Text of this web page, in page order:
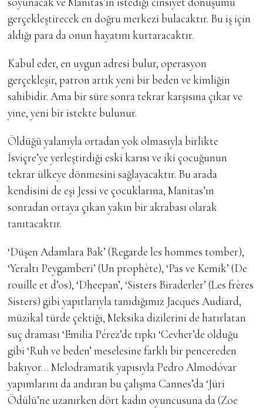
gerçekleştirecek en doğru merkezi bulacaktır. Bu iş için
aldığı para da onun hayatını kurtaracaktır.
Kabul eder, en uygun adresi bulur, operasyon
gerçekleşir, patron artık yeni bir beden ve kimliğin
sahibidir. Ama bir süre sonra tekrar karşısına çıkar ve
yine, yeni bir istekte bulunur.
Öldüğü yalanıyla ortadan yok olmasıyla birlikte
İsviçre’ye yerleştirdiği eski karısı ve iki çocuğunun
tekrar ülkeye dönmesini sağlayacaktır. Bu arada
kendisini de eşi Jessi ve çocuklarına, Manitas’ın
sonradan ortaya çıkan yakın bir akrabası olarak
tanıtacaktır.
‘Düşen Adamlara Bak’ (Regarde les hommes tomber),
‘Yeraltı Peygamberi’ (Un prophète), ‘Pas ve Kemik’ (De
rouille et d’os), ‘Dheepan’, ‘Sisters Biraderler’ (Les frères
Sisters) gibi yapıtlarıyla tanıdığımız Jacques Audiard,
müzikal türde çektiği, Meksika dizilerini de hatırlatan
suç draması ‘Emilia Pérez’de tıpkı ‘Cevher’de olduğu
gibi ‘Ruh ve beden’ meselesine farklı bir pencereden
bakıyor… Melodramatik yapısıyla Pedro Almodóvar
yapımlarını da andıran bu çalışma Cannes’da ‘Jüri
Ödülü’ne uzanırken dört kadın oyuncusuna da (Zoe